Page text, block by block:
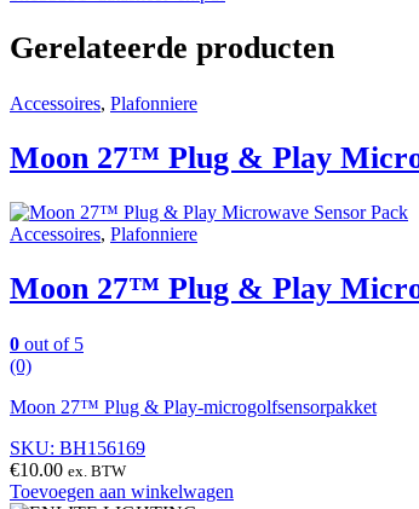
Gerelateerde producten
Accessoires, Plafonniere
Moon 27™ Plug & Play
Accessoires, Plafonniere
Moon 27™ Plug & Play
0 out of 5
(0)
Moon 27™ Plug & Play-microgolfsensorpakket
SKU: BH156169
€10.00 ex. BTW
Toevoegen aan winkelwagen